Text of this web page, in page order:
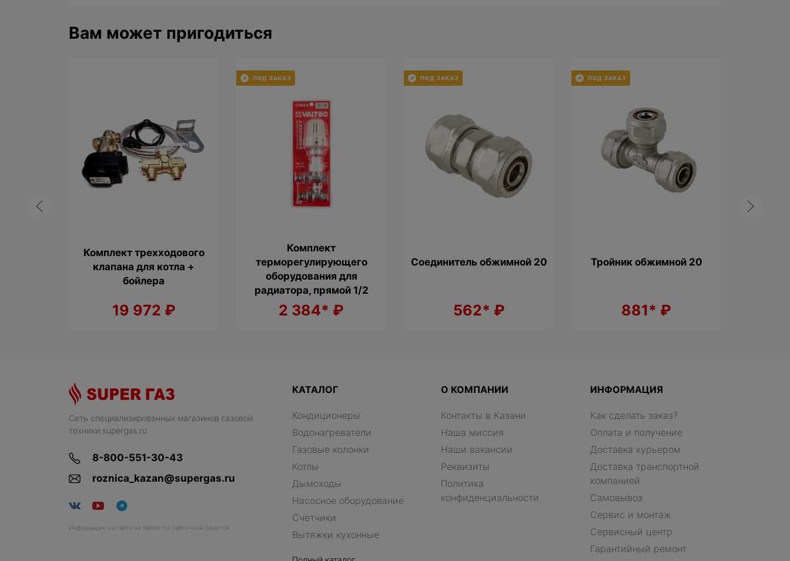
Вам может пригодиться
Комплект трехходового
клапана для котла +
бойлера
19 972 ₽
Комплект
терморегулирующего
оборудования для
радиатора, прямой 1/2
2 384* ₽
Соединитель обжимной 20
562* ₽
Тройник обжимной 20
881* ₽
Сеть специализированных магазинов газовой
техники supergas.ru
8-800-551-30-43
roznica_kazan@supergas.ru
Информация на сайте не является публичной офертой
КАТАЛОГ
Кондиционеры
Водонагреватели
Газовые колонки
Котлы
Дымоходы
Насосное оборудование
Счетчики
Вытяжки кухонные
О КОМПАНИИ
Контакты в Казани
Наша миссия
Наши вакансии
Реквизиты
Политика
конфиденциальности
ИНФОРМАЦИЯ
Как сделать заказ?
Оплата и получение
Доставка курьером
Доставка транспортной
компанией
Самовывоз
Сервис и монтаж
Сервисный центр
Гарантийный ремонт